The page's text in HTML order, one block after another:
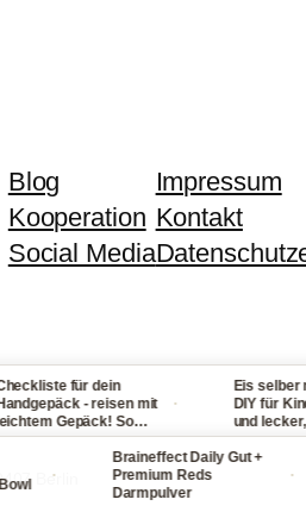
Blog
Kooperation
Social Media
Impressum
Kontakt
Berlin
für dein
- reisen mit
Gepäck! So
du nie wieder zu
·
Eis selber
DIY für
und lecker,
·
Braineffect Daily Gut +
Premium Reds
Darmpulver